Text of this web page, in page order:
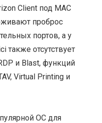
Client под MAC
проброс
портов, а у
также отсутствует
и Blast, функций
Virtual Printing и
ОС для